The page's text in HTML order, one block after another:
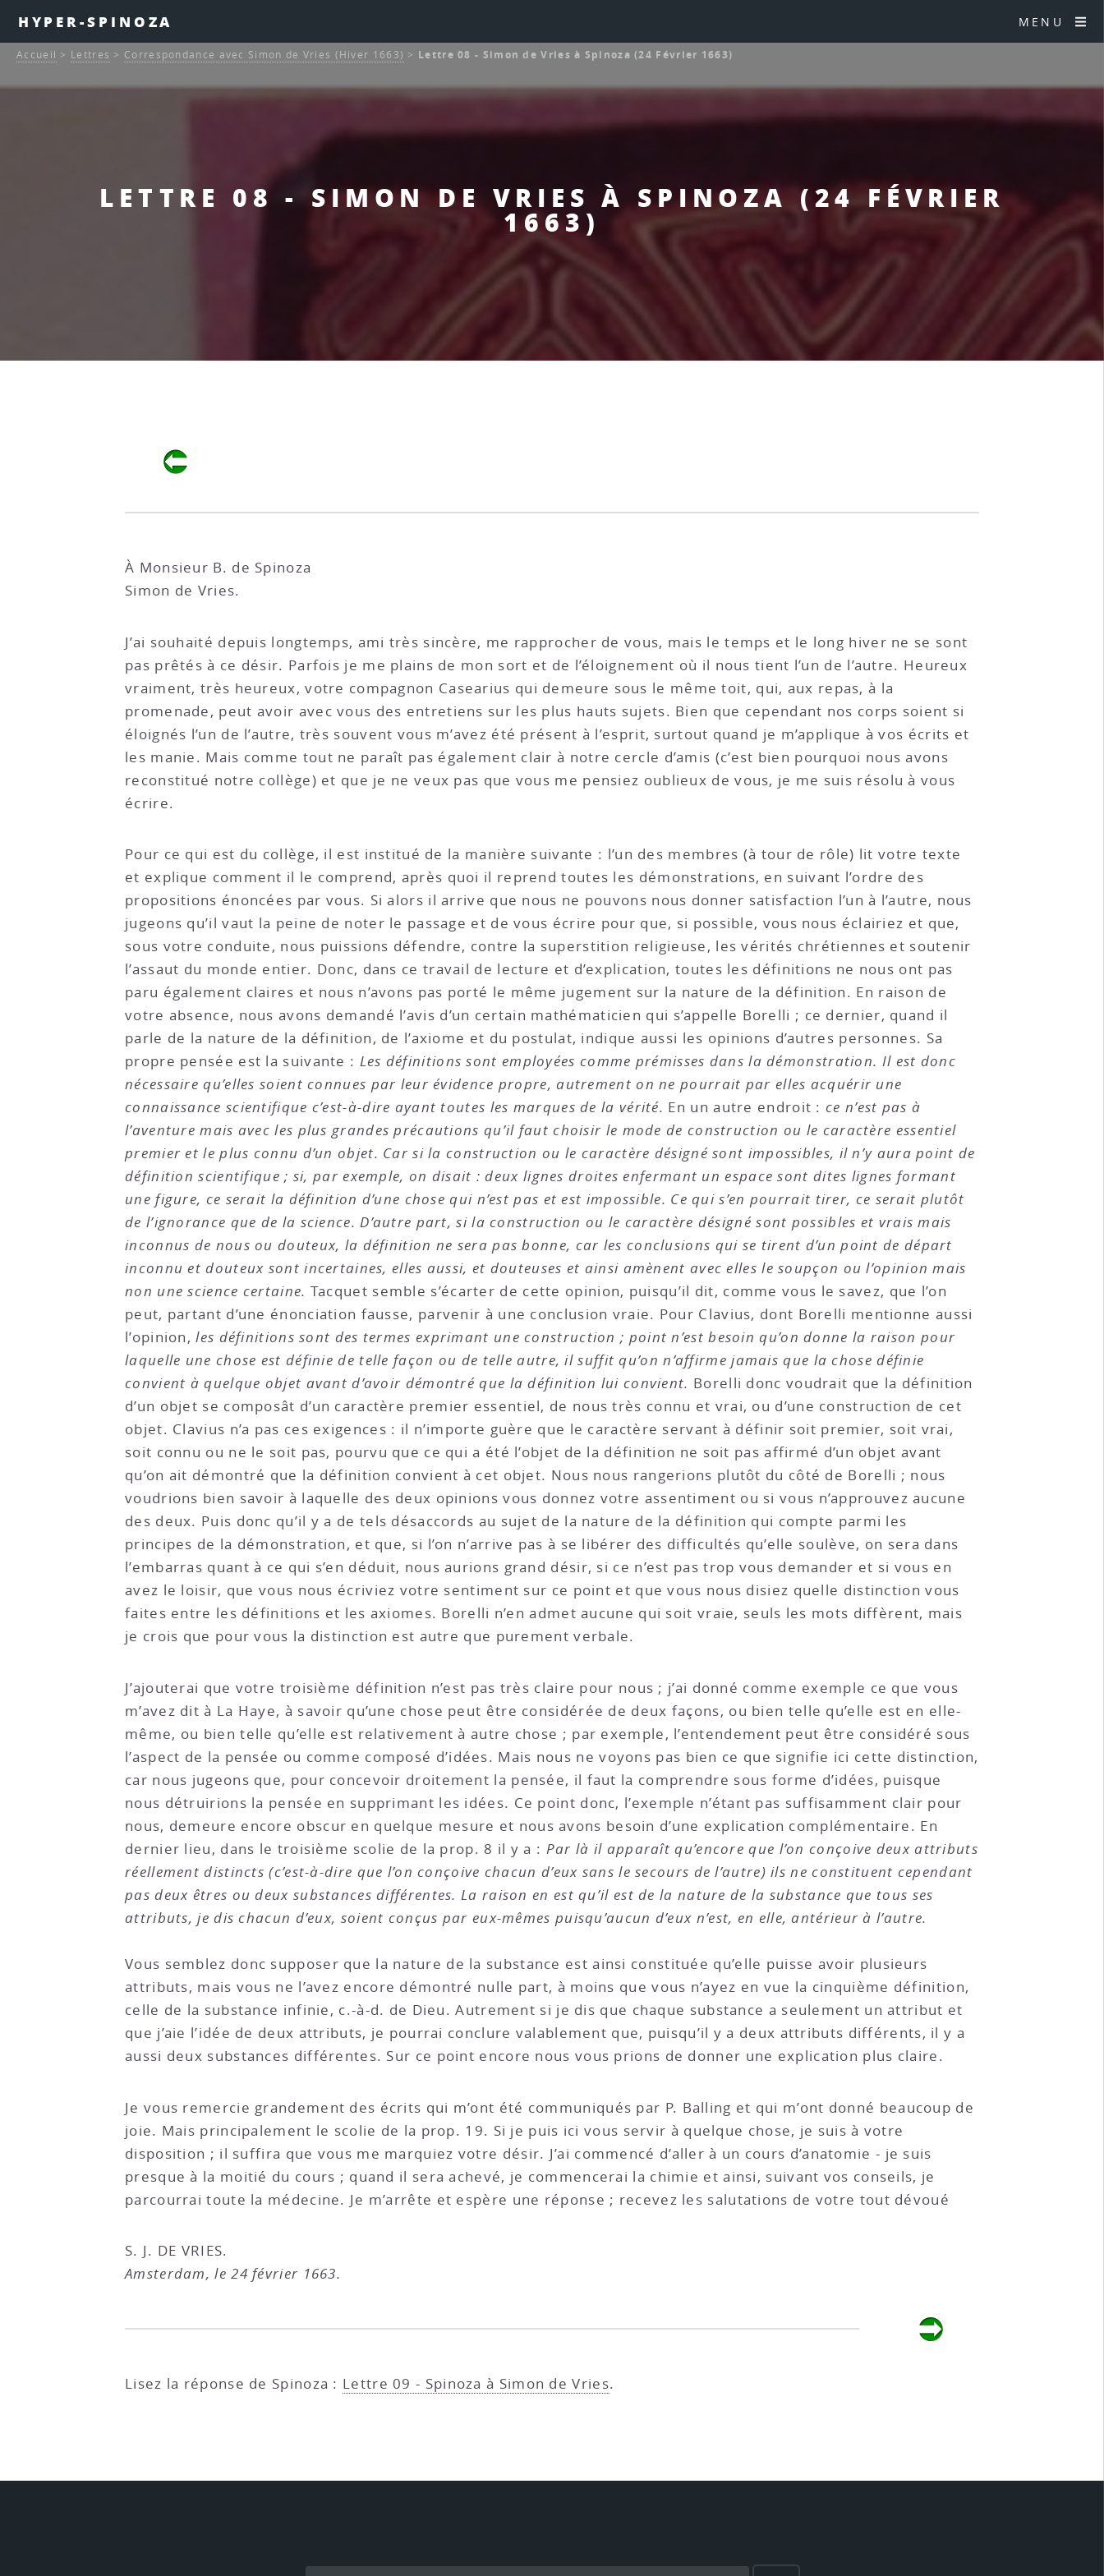
HYPER-SPINOZA MENU
LETTRE 08 - SIMON DE VRIES À SPINOZA (24 FÉVRIER
1663)
Accueil > Lettres > Correspondance avec Simon de Vries (Hiver 1663) > Lettre 08 - Simon de Vries à Spinoza (24 Février 1663)
À Monsieur B. de Spinoza
Simon de Vries.
J’ai souhaité depuis longtemps, ami très sincère, me rapprocher de vous, mais le temps et le long hiver ne se sont
pas prêtés à ce désir. Parfois je me plains de mon sort et de l’éloignement où il nous tient l’un de l’autre. Heureux
vraiment, très heureux, votre compagnon Casearius qui demeure sous le même toit, qui, aux repas, à la
promenade, peut avoir avec vous des entretiens sur les plus hauts sujets. Bien que cependant nos corps soient si
éloignés l’un de l’autre, très souvent vous m’avez été présent à l’esprit, surtout quand je m’applique à vos écrits et
les manie. Mais comme tout ne paraît pas également clair à notre cercle d’amis (c’est bien pourquoi nous avons
reconstitué notre collège) et que je ne veux pas que vous me pensiez oublieux de vous, je me suis résolu à vous
écrire.
Pour ce qui est du collège, il est institué de la manière suivante : l’un des membres (à tour de rôle) lit votre texte
et explique comment il le comprend, après quoi il reprend toutes les démonstrations, en suivant l’ordre des
propositions énoncées par vous. Si alors il arrive que nous ne pouvons nous donner satisfaction l’un à l’autre, nous
jugeons qu’il vaut la peine de noter le passage et de vous écrire pour que, si possible, vous nous éclairiez et que,
sous votre conduite, nous puissions défendre, contre la superstition religieuse, les vérités chrétiennes et soutenir
l’assaut du monde entier. Donc, dans ce travail de lecture et d’explication, toutes les définitions ne nous ont pas
paru également claires et nous n’avons pas porté le même jugement sur la nature de la définition. En raison de
votre absence, nous avons demandé l’avis d’un certain mathématicien qui s’appelle Borelli ; ce dernier, quand il
parle de la nature de la définition, de l’axiome et du postulat, indique aussi les opinions d’autres personnes. Sa
propre pensée est la suivante : Les définitions sont employées comme prémisses dans la démonstration. Il est donc
nécessaire qu’elles soient connues par leur évidence propre, autrement on ne pourrait par elles acquérir une
connaissance scientifique c’est-à-dire ayant toutes les marques de la vérité. En un autre endroit :ce n’est pas à
l’aventure mais avec les plus grandes précautions qu’il faut choisir le mode de construction ou le caractère essentiel
premier et le plus connu d’un objet. Car si la construction ou le caractère désigné sont impossibles, il n’y aura point de
définition scientifique ; si, par exemple, on disait : deux lignes droites enfermant un espace sont dites lignes formant
une figure, ce serait la définition d’une chose qui n’est pas et est impossible. Ce qui s’en pourrait tirer, ce serait plutôt
de l’ignorance que de la science. D’autre part, si la construction ou le caractère désigné sont possibles et vrais mais
inconnus de nous ou douteux, la définition ne sera pas bonne, car les conclusions qui se tirent d’un point de départ
inconnu et douteux sont incertaines, elles aussi, et douteuses et ainsi amènent avec elles le soupçon ou l’opinion mais
non une science certaine. Tacquet semble s’écarter de cette opinion, puisqu’il dit, comme vous le savez, que l’on
peut, partant d’une énonciation fausse, parvenir à une conclusion vraie. Pour Clavius, dont Borelli mentionne aussi
l’opinion,les définitions sont des termes exprimant une construction ; point n’est besoin qu’on donne la raison pour
laquelle une chose est définie de telle façon ou de telle autre, il suffit qu’on n’affirme jamais que la chose définie
convient à quelque objet avant d’avoir démontré que la définition lui convient. Borelli donc voudrait que la définition
d’un objet se composât d’un caractère premier essentiel, de nous très connu et vrai, ou d’une construction de cet
objet. Clavius n’a pas ces exigences : il n’importe guère que le caractère servant à définir soit premier, soit vrai,
soit connu ou ne le soit pas, pourvu que ce qui a été l’objet de la définition ne soit pas affirmé d’un objet avant
qu’on ait démontré que la définition convient à cet objet. Nous nous rangerions plutôt du côté de Borelli ; nous
voudrions bien savoir à laquelle des deux opinions vous donnez votre assentiment ou si vous n’approuvez aucune
des deux. Puis donc qu’il y a de tels désaccords au sujet de la nature de la définition qui compte parmi les
principes de la démonstration, et que, si l’on n’arrive pas à se libérer des difficultés qu’elle soulève, on sera dans
l’embarras quant à ce qui s’en déduit, nous aurions grand désir, si ce n’est pas trop vous demander et si vous en
avez le loisir, que vous nous écriviez votre sentiment sur ce point et que vous nous disiez quelle distinction vous
faites entre les définitions et les axiomes. Borelli n’en admet aucune qui soit vraie, seuls les mots diffèrent, mais
je crois que pour vous la distinction est autre que purement verbale.
J’ajouterai que votre troisième définition n’est pas très claire pour nous ; j’ai donné comme exemple ce que vous
m’avez dit à La Haye, à savoir qu’une chose peut être considérée de deux façons, ou bien telle qu’elle est en elle-
même, ou bien telle qu’elle est relativement à autre chose ; par exemple, l’entendement peut être considéré sous
l’aspect de la pensée ou comme composé d’idées. Mais nous ne voyons pas bien ce que signifie ici cette distinction,
car nous jugeons que, pour concevoir droitement la pensée, il faut la comprendre sous forme d’idées, puisque
nous détruirions la pensée en supprimant les idées. Ce point donc, l’exemple n’étant pas suffisamment clair pour
nous, demeure encore obscur en quelque mesure et nous avons besoin d’une explication complémentaire. En
dernier lieu, dans le troisième scolie de la prop. 8 il y a : Par là il apparaît qu’encore que l’on conçoive deux attributs
réellement distincts (c’est-à-dire que l’on conçoive chacun d’eux sans le secours de l’autre) ils ne constituent cependant
pas deux êtres ou deux substances différentes. La raison en est qu’il est de la nature de la substance que tous ses
attributs, je dis chacun d’eux, soient conçus par eux-mêmes puisqu’aucun d’eux n’est, en elle, antérieur à l’autre.
Vous semblez donc supposer que la nature de la substance est ainsi constituée qu’elle puisse avoir plusieurs
attributs, mais vous ne l’avez encore démontré nulle part, à moins que vous n’ayez en vue la cinquième définition,
celle de la substance infinie, c.-à-d. de Dieu. Autrement si je dis que chaque substance a seulement un attribut et
que j’aie l’idée de deux attributs, je pourrai conclure valablement que, puisqu’il y a deux attributs différents, il y a
aussi deux substances différentes. Sur ce point encore nous vous prions de donner une explication plus claire.
Je vous remercie grandement des écrits qui m’ont été communiqués par P. Balling et qui m’ont donné beaucoup de
joie. Mais principalement le scolie de la prop. 19. Si je puis ici vous servir à quelque chose, je suis à votre
disposition ; il suffira que vous me marquiez votre désir. J’ai commencé d’aller à un cours d’anatomie - je suis
presque à la moitié du cours ; quand il sera achevé, je commencerai la chimie et ainsi, suivant vos conseils, je
parcourrai toute la médecine. Je m’arrête et espère une réponse ; recevez les salutations de votre tout dévoué
S. J. DE VRIES.
Amsterdam, le 24 février 1663.
Lisez la réponse de Spinoza : Lettre 09 - Spinoza à Simon de Vries.